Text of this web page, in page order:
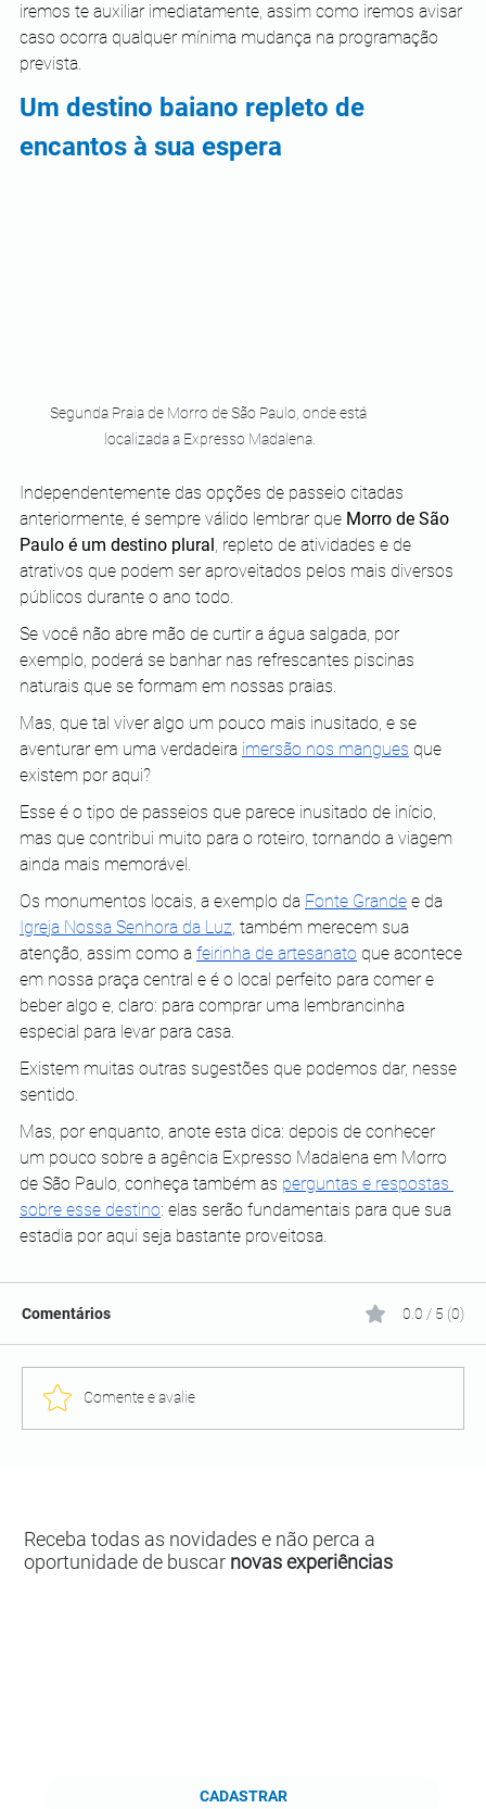
iremos te auxiliar imediatamente, assim como iremos avisar
caso ocorra qualquer mínima mudança na programação
prevista.
Um destino baiano repleto de
encantos à sua espera
Segunda Praia de Morro de São Paulo, onde está
localizada a Expresso Madalena.
Independentemente das opções de passeio citadas
anteriormente, é sempre válido lembrar que Morro de São
Paulo é um destino plural, repleto de atividades e de
atrativos que podem ser aproveitados pelos mais diversos
públicos durante o ano todo.
Se você não abre mão de curtir a água salgada, por
exemplo, poderá se banhar nas refrescantes piscinas
naturais que se formam em nossas praias.
Mas, que tal viver algo um pouco mais inusitado, e se
aventurar em uma verdadeira imersão nos mangues que
existem por aqui?
Esse é o tipo de passeios que parece inusitado de início,
mas que contribui muito para o roteiro, tornando a viagem
ainda mais memorável.
Os monumentos locais, a exemplo da Fonte Grande e da
Igreja Nossa Senhora da Luz, também merecem sua
atenção, assim como a feirinha de artesanato que acontece
em nossa praça central e é o local perfeito para comer e
beber algo e, claro: para comprar uma lembrancinha
especial para levar para casa.
Existem muitas outras sugestões que podemos dar, nesse
sentido.
Mas, por enquanto, anote esta dica: depois de conhecer
um pouco sobre a agência Expresso Madalena em Morro
de São Paulo, conheça também as perguntas e respostas
sobre esse destino: elas serão fundamentais para que sua
estadia por aqui seja bastante proveitosa.
Comentários 0.0 / 5 (0)
Comente e avalie
Receba todas as novidades e não perca a
oportunidade de buscar novas experiências
CADASTRAR